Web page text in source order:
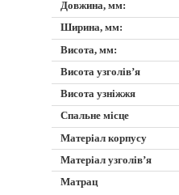
Довжина, мм:
Ширина, мм:
Висота, мм:
Висота узголів’я
Висота узніжжя
Спальне місце
Матеріал корпусу
Матеріал узголів’я
Матрац